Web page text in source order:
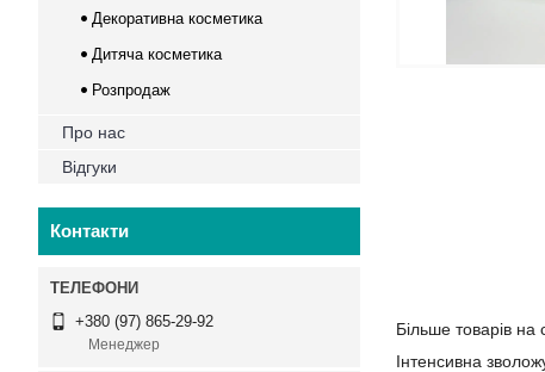
Більше товарів на
Інтенсивна
Декоративна косметика
Дитяча косметика
Розпродаж
Про нас
Відгуки
Контакти
+380 (97) 865-29-92
Менеджер